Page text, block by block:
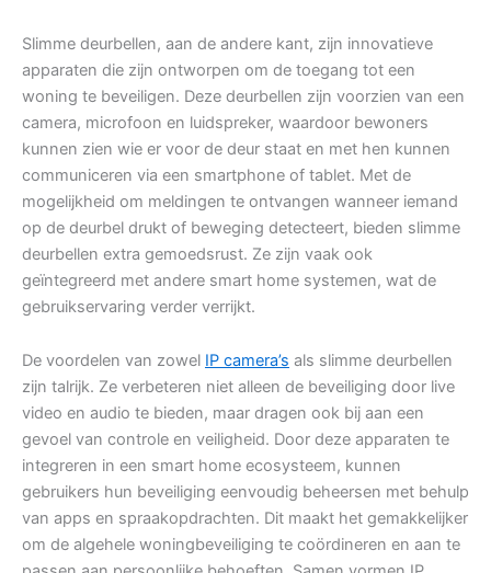
Slimme deurbellen, aan de andere kant, zijn innovatieve
apparaten die zijn ontworpen om de toegang tot een
woning te beveiligen. Deze deurbellen zijn voorzien van een
camera, microfoon en luidspreker, waardoor bewoners
kunnen zien wie er voor de deur staat en met hen kunnen
communiceren via een smartphone of tablet. Met de
mogelijkheid om meldingen te ontvangen wanneer iemand
op de deurbel drukt of beweging detecteert, bieden slimme
deurbellen extra gemoedsrust. Ze zijn vaak ook
geïntegreerd met andere smart home systemen, wat de
gebruikservaring verder verrijkt.
De voordelen van zowel IP camera’s als slimme deurbellen
zijn talrijk. Ze verbeteren niet alleen de beveiliging door live
video en audio te bieden, maar dragen ook bij aan een
gevoel van controle en veiligheid. Door deze apparaten te
integreren in een smart home ecosysteem, kunnen
gebruikers hun beveiliging eenvoudig beheersen met behulp
van apps en spraakopdrachten. Dit maakt het gemakkelijker
om de algehele woningbeveiliging te coördineren en aan te